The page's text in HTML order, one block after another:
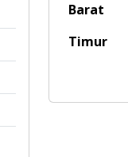
Barat
Timur